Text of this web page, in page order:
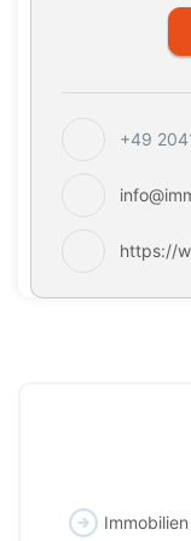
+49
https://
Immobilien